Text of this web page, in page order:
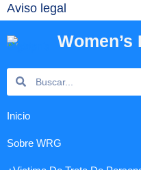
Aviso legal
Search
Inicio
Sobre WRG